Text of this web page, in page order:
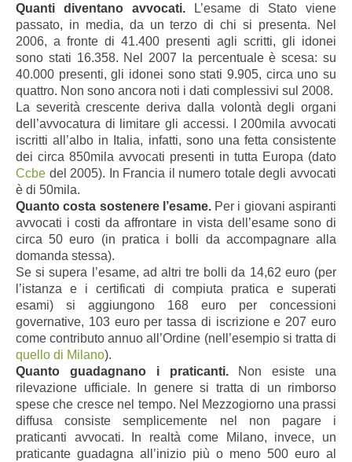
Quanti diventano avvocati.
L’esame di Stato viene
passato, in media, da un terzo di chi si presenta. Nel
2006, a fronte di 41.400 presenti agli scritti, gli idonei
sono stati 16.358. Nel 2007 la percentuale è scesa: su
40.000 presenti, gli idonei sono stati 9.905, circa uno su
quattro. Non sono ancora noti i dati complessivi sul 2008.
La severità crescente deriva dalla volontà degli organi
dell’avvocatura di limitare gli accessi. I 200mila avvocati
iscritti all’albo in Italia, infatti, sono una fetta consistente
dei circa 850mila avvocati presenti in tutta Europa (dato
Ccbe del 2005). In Francia il numero totale degli avvocati
è di 50mila.
Quanto costa sostenere l’esame. Per i giovani aspiranti
avvocati i costi da affrontare in vista dell’esame sono di
circa 50 euro (in pratica i bolli da accompagnare alla
domanda stessa).
Se si supera l’esame, ad altri tre bolli da 14,62 euro (per
l’istanza e i certificati di compiuta pratica e superati
esami) si aggiungono 168 euro per concessioni
governative, 103 euro per tassa di iscrizione e 207 euro
come contributo annuo all’Ordine (nell’esempio si tratta di
quello di Milano).
Quanto guadagnano i praticanti. Non esiste una
rilevazione ufficiale. In genere si tratta di un rimborso
spese che cresce nel tempo. Nel Mezzogiorno una prassi
diffusa consiste semplicemente nel non pagare i
praticanti avvocati. In realtà come Milano, invece, un
praticante guadagna all’inizio più o meno 500 euro al